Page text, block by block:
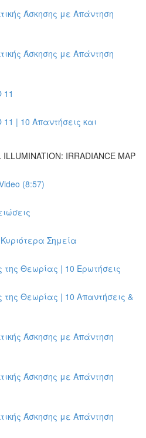
Άσκησης με Απάντηση
Άσκησης με Απάντηση
11
| 10 Απαντήσεις και
IRRADIANCE MAP
(8:57)
Σημεία
της Θεωρίας | 10 Ερωτήσεις
της Θεωρίας | 10 Απαντήσεις &
Άσκησης με Απάντηση
Άσκησης με Απάντηση
Άσκησης με Απάντηση